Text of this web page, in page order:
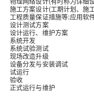
施工方案设计(工期计划、施
工程质量保证措施等;应用软
设计测试方案
设计运行、维护方案
系统开发
系统试验测试
现场改造升级
设备分发与安装调试
试运行
验收
正式运行与维护